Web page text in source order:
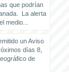
que podrían
La alerta
medio...
un Aviso
días 8,
de